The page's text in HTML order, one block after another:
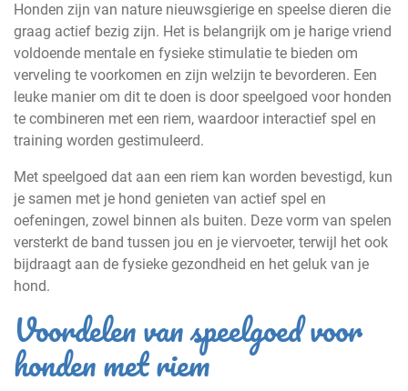
Honden zijn van nature nieuwsgierige en speelse dieren die
graag actief bezig zijn. Het is belangrijk om je harige vriend
voldoende mentale en fysieke stimulatie te bieden om
verveling te voorkomen en zijn welzijn te bevorderen. Een
leuke manier om dit te doen is door speelgoed voor honden
te combineren met een riem, waardoor interactief spel en
training worden gestimuleerd.
Met speelgoed dat aan een riem kan worden bevestigd, kun
je samen met je hond genieten van actief spel en
oefeningen, zowel binnen als buiten. Deze vorm van spelen
versterkt de band tussen jou en je viervoeter, terwijl het ook
bijdraagt aan de fysieke gezondheid en het geluk van je
hond.
Voordelen van speelgoed voor
honden met riem